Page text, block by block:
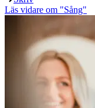
Läs vidare om "Sång"